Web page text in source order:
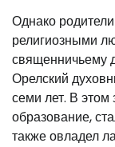
Однако
религиозными
священничьему
Орелский
семи лет. В
образование,
также овладел